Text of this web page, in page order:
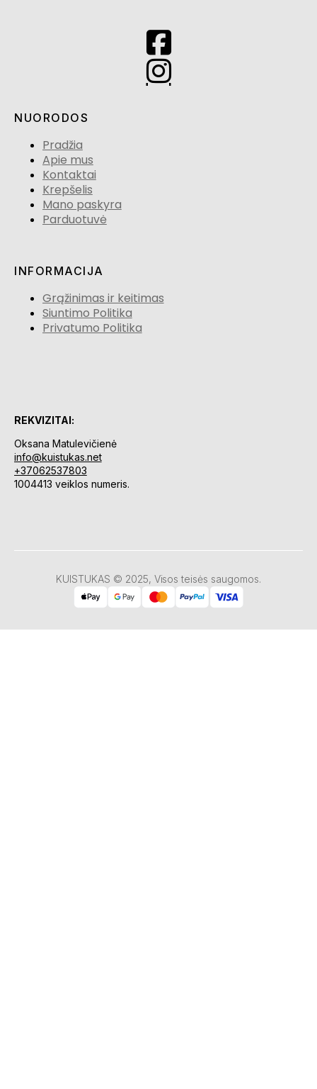
NUORODOS
Pradžia
Apie mus
Kontaktai
Krepšelis
Mano paskyra
Parduotuvė
INFORMACIJA
Grąžinimas ir keitimas
Siuntimo Politika
Privatumo Politika
REKVIZITAI:
Oksana Matulevičienė
info@kuistukas.net
+37062537803
1004413 veiklos numeris.
KUISTUKAS © 2025, Visos teisės saugomos.